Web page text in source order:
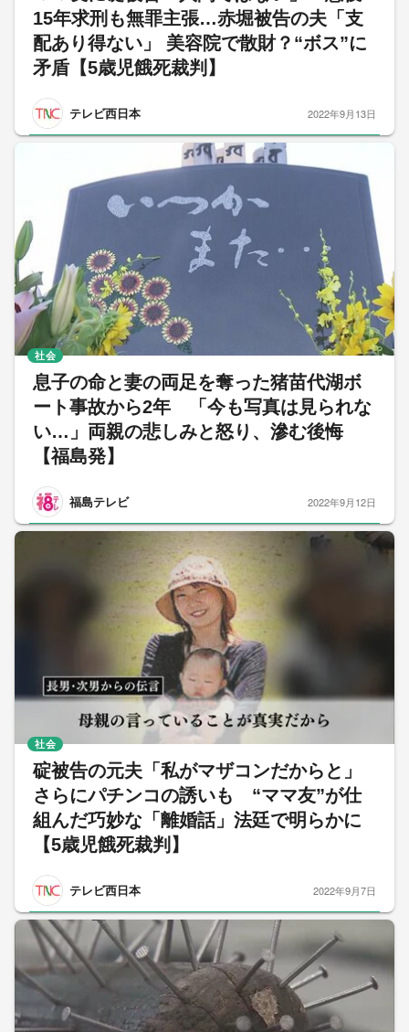
15年求刑も無罪主張…赤堀被告の夫「支
配あり得ない」 美容院で散財？“ボス”に
矛盾【5歳児餓死裁判】
テレビ西日本 2022年9月13日
息子の命と妻の両足を奪った猪苗代湖ボ
ート事故から2年 「今も写真は見られな
い…」両親の悲しみと怒り、滲む後悔
【福島発】
福島テレビ
社会
2022年9月12日
碇被告の元夫「私がマザコンだからと」
さらにパチンコの誘いも “ママ友”が仕
組んだ巧妙な「離婚話」法廷で明らかに
【5歳児餓死裁判】
テレビ西日本
社会
2022年9月7日